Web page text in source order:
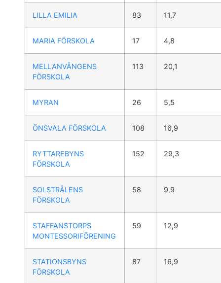
LILLA EMILIA 83 11,7
MARIA FÖRSKOLA 17 4,8
MELLANVÅNGENS
FÖRSKOLA
113 20,1
MYRAN 26 5,5
ÖNSVALA FÖRSKOLA 108 16,9
RYTTAREBYNS
FÖRSKOLA
152 29,3
SOLSTRÅLENS
FÖRSKOLA
58 9,9
STAFFANSTORPS
MONTESSORIFÖRENING
59 12,9
STATIONSBYNS
FÖRSKOLA
87 16,9